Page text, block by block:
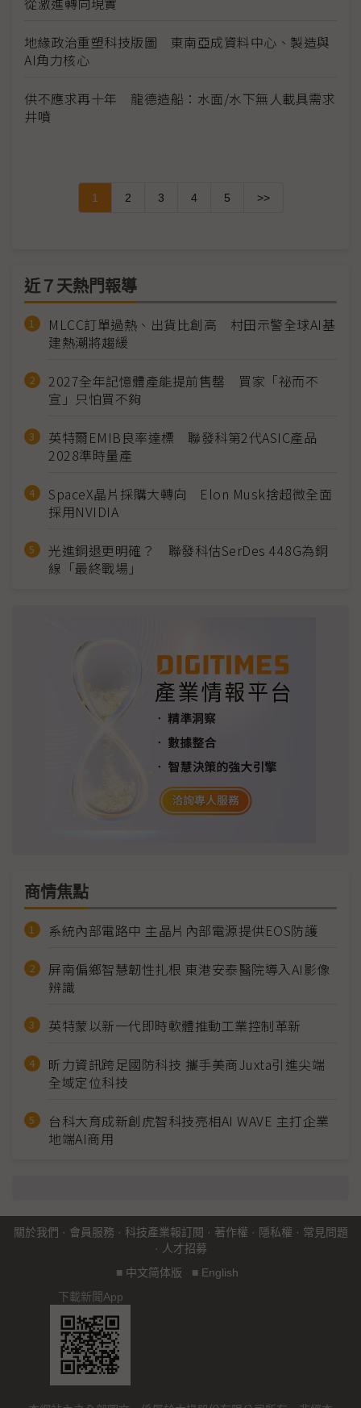
地緣政治重塑科技版圖 東南亞成資料中心、製造與
AI角力核心
供不應求再十年 龍德造船：水面/水下無人載具需求
井噴
1 2 3 4 5 >>
近７天熱門報導
MLCC訂單過熱、出貨比創高 村田示警全球AI基
建熱潮將趨緩
2027全年記憶體產能提前售罄 買家「祕而不
宣」只怕買不夠
英特爾EMIB良率達標 聯發科第2代ASIC產品
2028準時量產
SpaceX晶片採購大轉向 Elon Musk捨超微全面
採用NVIDIA
光進銅退更明確？ 聯發科估SerDes 448G為銅
線「最終戰場」
商情焦點
系統內部電路中 主晶片內部電源提供EOS防護
屏南偏鄉智慧韌性扎根 東港安泰醫院導入AI影像
辨識
英特蒙以新一代即時軟體推動工業控制革新
昕力資訊跨足國防科技 攜手美商Juxta引進尖端
全域定位科技
台科大育成新創虎智科技亮相AI WAVE 主打企業
地端AI商用
關於我們 · 會員服務 · 科技產業報訂閱 · 著作權 · 隱私權 · 常見問題
· 人才招募
■ 中文简体版 ■ English
下載新聞App